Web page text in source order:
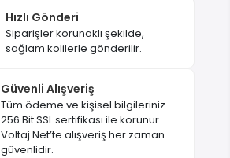
Hızlı Gönderi
Siparişler korunaklı şekilde,
sağlam kolilerle gönderilir.
Güvenli Alışveriş
Tüm ödeme ve kişisel bilgileriniz
256 Bit SSL sertifikası ile korunur.
Voltaj.Net’te alışveriş her zaman
güvenlidir.